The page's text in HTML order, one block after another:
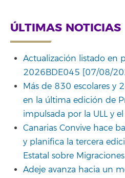
ÚLTIMAS NOTICIAS
Actualización listado en
2026BDE045 [07/08/
Más de 830 escolares y
en la última edición de
impulsada por la ULL y
Canarias Convive hace
y planifica la tercera
Estatal sobre Migraciones
Adeje avanza hacia un